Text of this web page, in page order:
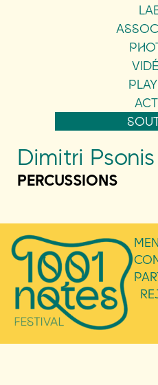
Dimitri Psonis
PERCUSSIONS